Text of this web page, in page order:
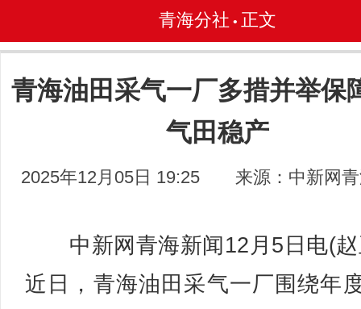
青海分社 • 正文
青海油田采气一厂多措并举保
气田稳产
2025年12月05日 19:25 来源：中新网
中新网青海新闻12月5日电(赵
近日，青海油田采气一厂围绕年